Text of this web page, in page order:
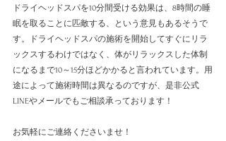
ドライヘッドスパを10分間受ける効果は、8時間の睡
眠を取ることに匹敵する、という意見もあるそうで
す。ドライヘッドスパの施術を開始してすぐにリラ
ックスするわけではなく、体がリラックスした体制
になるまで10～15分ほどかかると言われています。用
途によって施術時間は異なるのですが、是非公式
LINEやメールでもご相談承っております！
お気軽にご連絡くださいませ！